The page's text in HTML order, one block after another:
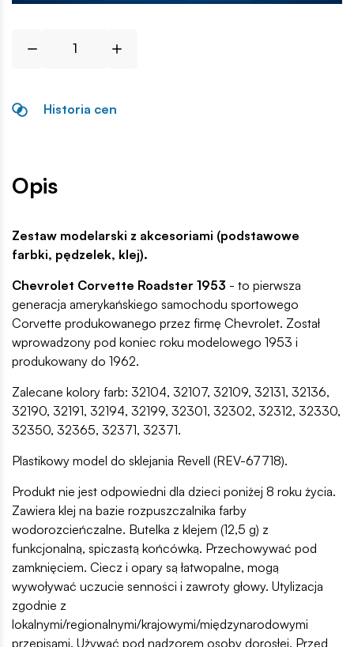
Historia cen
Opis
Zestaw modelarski z akcesoriami (podstawowe
farbki, pędzelek, klej).
Chevrolet Corvette Roadster 1953 - to pierwsza
generacja amerykańskiego samochodu sportowego
Corvette produkowanego przez firmę Chevrolet. Został
wprowadzony pod koniec roku modelowego 1953 i
produkowany do 1962.
Zalecane kolory farb: 32104, 32107, 32109, 32131, 32136,
32190, 32191, 32194, 32199, 32301, 32302, 32312, 32330,
32350, 32365, 32371, 32371.
Plastikowy model do sklejania Revell (REV-67718).
Produkt nie jest odpowiedni dla dzieci poniżej 8 roku życia.
Zawiera klej na bazie rozpuszczalnika farby
wodorozcieńczalne. Butelka z klejem (12,5 g) z
funkcjonalną, spiczastą końcówką. Przechowywać pod
zamknięciem. Ciecz i opary są łatwopalne, mogą
wywoływać uczucie senności i zawroty głowy. Utylizacja
zgodnie z
lokalnymi/regionalnymi/krajowymi/międzynarodowymi
przepisami. Używać pod nadzorem osoby dorosłej. Przed